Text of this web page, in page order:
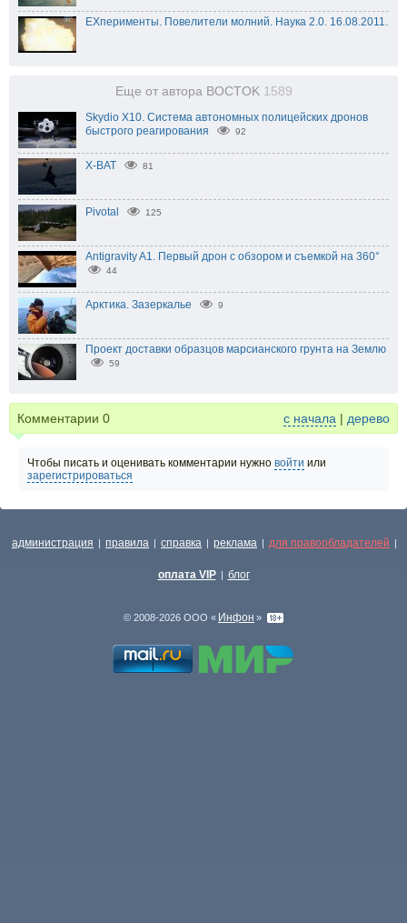
ЕХперименты. Повелители молний. Наука 2.0. 16.08.2011.
Еще от автора BOCTOK 1589
Skydio X10. Система автономных полицейских дронов
быстрого реагирования
92
X-BAT 81
Pivotal 125
Antigravity A1. Первый дрон с обзором и съемкой на 360°
44
Арктика. Зазеркалье 9
Проект доставки образцов марсианского грунта на Землю
59
Комментарии 0 с начала | дерево
Чтобы писать и оценивать комментарии нужно войти или
зарегистрироваться
администрация | правила | справка | реклама | для правообладателей |
оплата VIP | блог
© 2008-2026 ООО « Инфон »